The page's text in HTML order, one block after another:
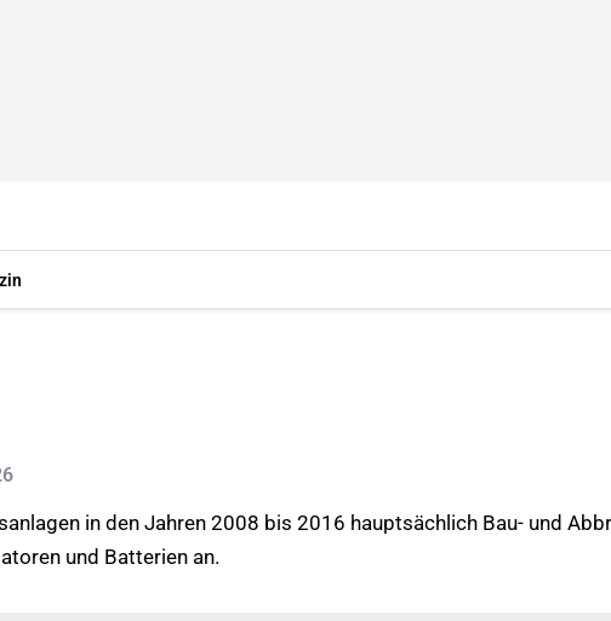
in den Jahren 2008 bis 2016 hauptsächlich Bau- und
und Batterien an.